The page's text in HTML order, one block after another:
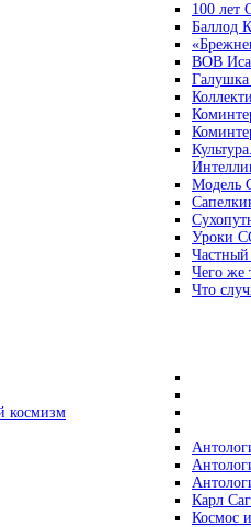
100 лет
Баллод
ВОВ
Модель
Уроки
Чего же
Что
космизм
Карл
Космос